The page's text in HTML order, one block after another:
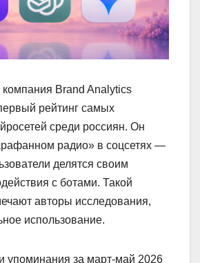
компания Brand Analytics
рейтинг самых
среди россиян. Он
радио» в соцсетях —
делятся своим
с ботами. Такой
авторы исследования,
использование.
упоминания за март-май 2026